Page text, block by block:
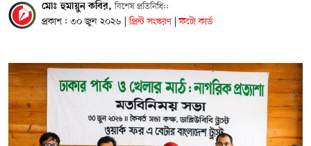
মোঃ হুমায়ুন কবির,বিশেষ প্রতিনিধি::
প্রকাশ : ৩০ জুন ২০২৬ | প্রিন্ট সংস্করণ | ফটো কার্ড